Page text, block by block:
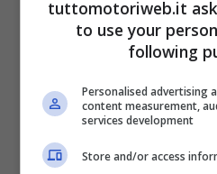
Verstappen,
tuttomotoriweb.it
to use your
following
Personalised advertising
content measurement,
services development
Store and/or access